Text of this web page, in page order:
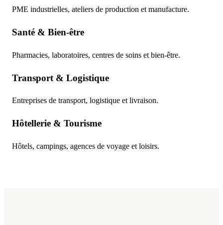
PME industrielles, ateliers de production et manufacture.
Santé & Bien-être
Pharmacies, laboratoires, centres de soins et bien-être.
Transport & Logistique
Entreprises de transport, logistique et livraison.
Hôtellerie & Tourisme
Hôtels, campings, agences de voyage et loisirs.